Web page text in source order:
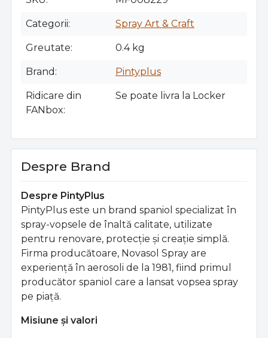
Categorii Spray Art & Craft
Greutate 0.4 kg
Brand Pintyplus
Ridicare din
FANbox
Se poate livra la Locker
Despre Brand
Despre PintyPlus
PintyPlus este un brand spaniol specializat în
spray-vopsele de înaltă calitate, utilizate
pentru renovare, protecţie şi creaţie simplă.
Firma producătoare, Novasol Spray are
experienţă în aerosoli de la 1981, fiind primul
producător spaniol care a lansat vopsea spray
pe piaţă.
Misiune şi valori